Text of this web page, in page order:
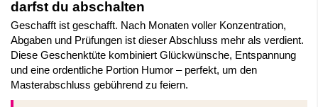
darfst du abschalten
Geschafft ist geschafft. Nach Monaten voller Konzentration,
Abgaben und Prüfungen ist dieser Abschluss mehr als verdient.
Diese Geschenktüte kombiniert Glückwünsche, Entspannung
und eine ordentliche Portion Humor – perfekt, um den
Masterabschluss gebührend zu feiern.